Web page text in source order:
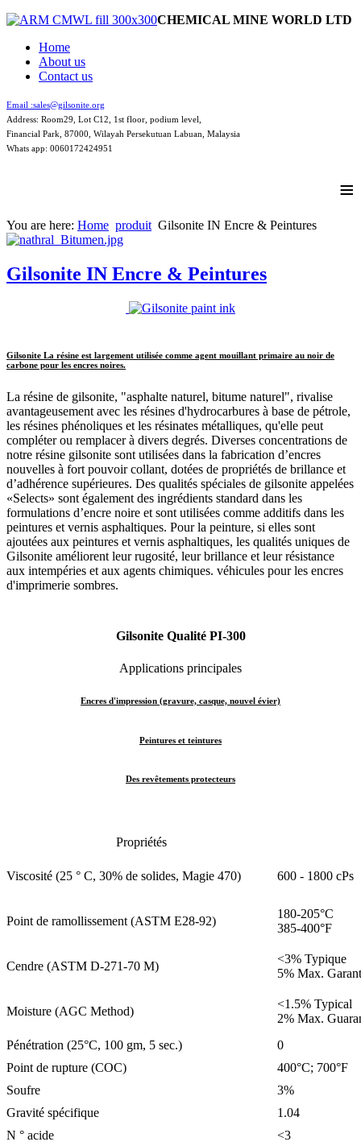
CHEMICAL MINE WORLD LTD
Home
About us
Contact us
Email :sales@gilsonite.org
Address: Room29, Lot C12, 1st floor, podium level,
Financial Park, 87000, Wilayah Persekutuan Labuan, Malaysia
Whats app: 0060172424951
≡
You are here: Home produit Gilsonite IN Encre & Peintures
Gilsonite IN Encre & Peintures
Gilsonite La résine est largement utilisée comme agent mouillant primaire au noir de
carbone pour les encres noires.
La résine de gilsonite, "asphalte naturel, bitume naturel", rivalise
avantageusement avec les résines d'hydrocarbures à base de pétrole,
les résines phénoliques et les résinates métalliques, qu'elle peut
compléter ou remplacer à divers degrés. Diverses concentrations de
notre résine gilsonite sont utilisées dans la fabrication d’encres
nouvelles à fort pouvoir collant, dotées de propriétés de brillance et
d’adhérence supérieures. Des qualités spéciales de gilsonite appelées
«Selects» sont également des ingrédients standard dans les
formulations d’encre noire et sont utilisées comme additifs dans les
peintures et vernis asphaltiques. Pour la peinture, si elles sont
ajoutées aux peintures et vernis asphaltiques, les qualités uniques de
Gilsonite améliorent leur rugosité, leur brillance et leur résistance
aux intempéries et aux agents chimiques. véhicules pour les encres
d'imprimerie sombres.
Gilsonite Qualité PI-300
Applications principales
Encres d'impression (gravure, casque, nouvel évier)
Peintures et teintures
Des revêtements protecteurs
Propriétés
Viscosité (25 ° C, 30% de solides, Magie 470) 600 - 1800 cPs
Point de ramollissement (ASTM E28-92)
180-205°C
385-400°F
Cendre (ASTM D-271-70 M)
<3% Typique
5% Max.
Moisture (AGC Method)
<1.5% Typical
2% Max.
Pénétration (25°C, 100 gm, 5 sec.)
0
Point de rupture (COC)
400°C; 700°F
Soufre
3%
Gravité spécifique
1.04
N ° acide
<3